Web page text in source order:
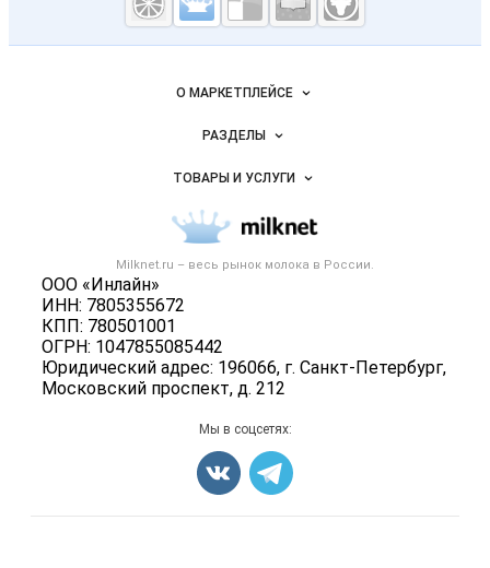
Молочная
промышленность
Milknet.ru
Важные разделы и контакты
Milknet.ru – весь рынок молока в России.
ООО «Инлайн»
ИНН: 7805355672
КПП: 780501001
ОГРН: 1047855085442
Юридический адрес: 196066, г. Санкт-Петербург,
Московский проспект, д. 212
Навигация по сайтуО МАРКЕТПЛЕЙСЕ
Новости Milknet.ru
Размещение рекламы
Публичная оферта
Контактная информация
Политика обработки персональных данных
РАЗДЕЛЫ
Объявления
Новости рынка
ТОВАРЫ И УСЛУГИ
Молочная продукция
Вторичное сырье
Оборудование
Карта объявлений
Мы в соцсетях: